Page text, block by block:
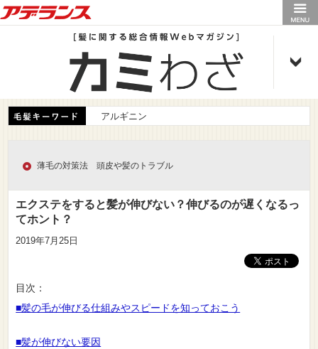
アデランス
アルギニン
薄毛の対策法 頭皮や髪のトラブル
エクステをすると髪が伸びない？伸びるのが遅くなるっ
てホント？
2019年7月25日
目次：
■髪の毛が伸びる仕組みやスピードを知っておこう
■髪が伸びない要因